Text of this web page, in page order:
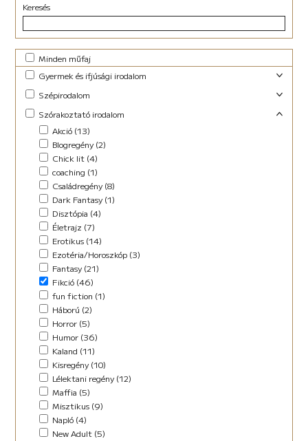
Keresés
Minden műfaj
Gyermek és ifjúsági irodalom
Foglalkoztató (29)
Ifjúsági (Young Adult) (47)
Lányregény (7)
Mese (141)
New Adult (9)
Novella (4)
Vers (27)
Szépirodalom
Családregény (3)
Novella (10)
Regény (13)
Szociodráma (2)
Vers (36)
Szórakoztató irodalom
Akció (13)
Blogregény (2)
Chick lit (4)
coaching (1)
Családregény (8)
Dark Fantasy (1)
Disztópia (4)
Életrajz (7)
Erotikus (14)
Ezotéria/Horoszkóp (3)
Fantasy (21)
Fikció (46)
fun fiction (1)
Háború (2)
Horror (5)
Humor (36)
Kaland (11)
Kisregény (10)
Lélektani regény (12)
Maffia (5)
Misztikus (9)
Napló (4)
New Adult (5)